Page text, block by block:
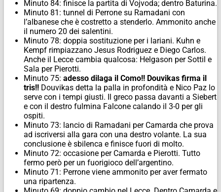
Minuto 84: finisce la partita di Vojvoda; dentro Baturina.
Minuto 81: tunnel di Perrone su Ramadani con
l’albanese che è costretto a stenderlo. Ammonito anche
il numero 20 dei salentini.
Minuto 78: doppia sostituzione per i lariani. Kuhn e
Kempf rimpiazzano Jesus Rodriguez e Diego Carlos.
Anche il Lecce cambia qualcosa: Helgason per Sottil e
Sala per Pierotti.
Minuto 75: adesso dilaga il Como!! Douvikas firma il
tris!! Douvikas detta la palla in profondità e Nico Paz lo
serve con i tempi giusti. Il greco passa davanti a Siebert
e con il destro fulmina Falcone calando il 3-0 per gli
ospiti.
Minuto 73: lancio di Ramadani per Camarda che prova
ad iscriversi alla gara con una destro volante. La sua
conclusione è sbilenca e finisce fuori di molto.
Minuto 72: occasione per Camarda e Pierotti. Tutto
fermo però per un fuorigioco dell’argentino.
Minuto 71: Perrone viene ammonito per aver fermato
una ripartenza.